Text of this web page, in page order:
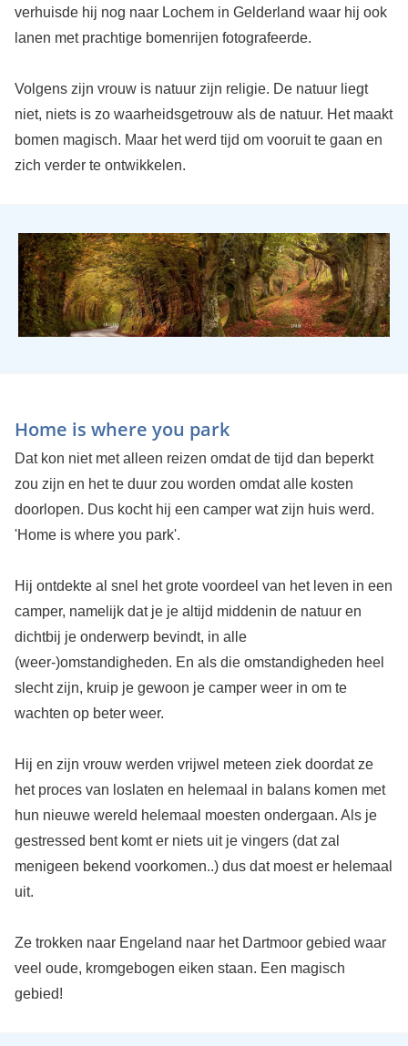
verhuisde hij nog naar Lochem in Gelderland waar hij ook
lanen met prachtige bomenrijen fotografeerde.
Volgens zijn vrouw is natuur zijn religie. De natuur liegt
niet, niets is zo waarheidsgetrouw als de natuur. Het maakt
bomen magisch. Maar het werd tijd om vooruit te gaan en
zich verder te ontwikkelen.
Home is where you park
Dat kon niet met alleen reizen omdat de tijd dan beperkt
zou zijn en het te duur zou worden omdat alle kosten
doorlopen. Dus kocht hij een camper wat zijn huis werd.
'Home is where you park'.
Hij ontdekte al snel het grote voordeel van het leven in een
camper, namelijk dat je je altijd middenin de natuur en
dichtbij je onderwerp bevindt, in alle
(weer-)omstandigheden. En als die omstandigheden heel
slecht zijn, kruip je gewoon je camper weer in om te
wachten op beter weer.
Hij en zijn vrouw werden vrijwel meteen ziek doordat ze
het proces van loslaten en helemaal in balans komen met
hun nieuwe wereld helemaal moesten ondergaan. Als je
gestressed bent komt er niets uit je vingers (dat zal
menigeen bekend voorkomen..) dus dat moest er helemaal
uit.
Ze trokken naar Engeland naar het Dartmoor gebied waar
veel oude, kromgebogen eiken staan. Een magisch
gebied!